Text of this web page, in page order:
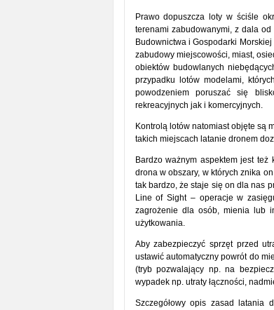
Prawo dopuszcza loty w ściśle
terenami zabudowanymi, z dala
Budownictwa i Gospodarki
zabudowy miejscowości, miast,
obiektów budowlanych
przypadku lotów modelami,
powodzeniem poruszać się
rekreacyjnych jak i komercyjnych.
Kontrolą lotów natomiast objęte są
takich miejscach latanie dronem
Bardzo ważnym aspektem jest
drona w obszary, w których znika
tak bardzo, że staje się on dla nas
Line of Sight – operacje w
zagrożenie dla osób, mienia lub
użytkowania.
Aby zabezpieczyć sprzęt przed
ustawić automatyczny powrót do
(tryb pozwalający np. na
wypadek np. utraty łączności,
Szczegółowy opis zasad latania